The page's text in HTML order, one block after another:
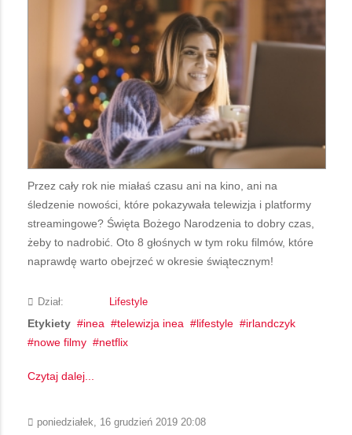
Przez cały rok nie miałaś czasu ani na kino, ani na
śledzenie nowości, które pokazywała telewizja i platformy
streamingowe? Święta Bożego Narodzenia to dobry czas,
żeby to nadrobić. Oto 8 głośnych w tym roku filmów, które
naprawdę warto obejrzeć w okresie świątecznym!
Dział: Lifestyle
Etykiety inea telewizja inea lifestyle
irlandczyk
nowe filmy
netflix
Czytaj dalej...
poniedziałek, 16 grudzień 2019 20:08